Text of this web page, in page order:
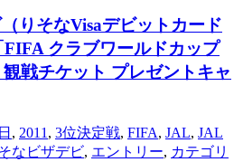
りそなVisaデビットカード
FIFA クラブワールドカップ
戦チケット プレゼントキャ
, 2011 , 3位決定戦, FIFA, JAL, JAL
なビザデビ, エントリー, カテゴリ